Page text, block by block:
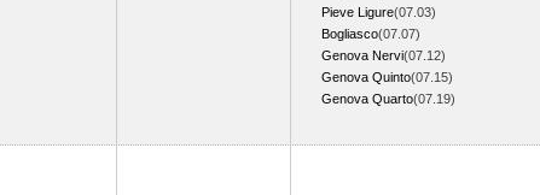
Pieve Ligure(07.03)
Bogliasco(07.07)
Genova Nervi(07.12)
Genova Quinto(07.15)
Genova Quarto(07.19)